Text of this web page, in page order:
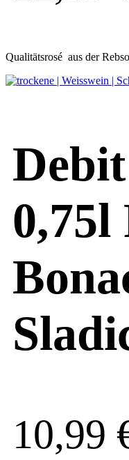
Qualitätsrosé aus der
0,75l
10,99